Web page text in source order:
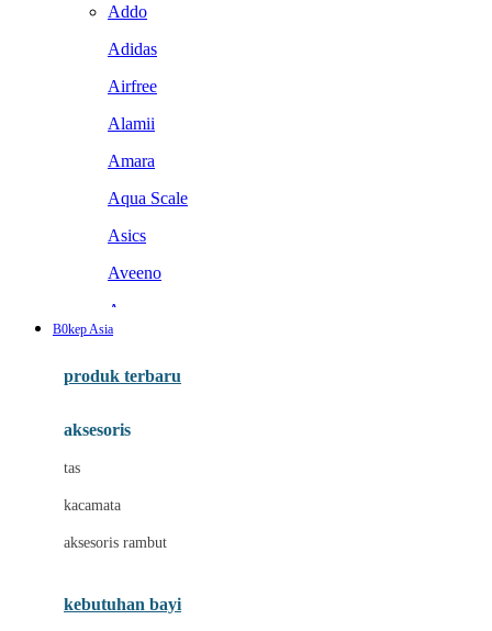
Addo
Adidas
Airfree
Alamii
Amara
Aqua Scale
Asics
Aveeno
Awan
Baabaasheepz
Baby Dove
Baby Jogger
B0kep Asia
produk terbaru
aksesoris
tas
kacamata
aksesoris rambut
kebutuhan bayi